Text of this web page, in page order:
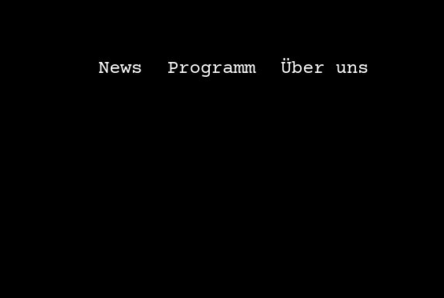
News Programm Über uns